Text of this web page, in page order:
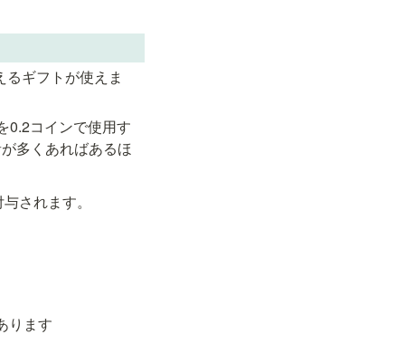
るギフトが使えま
0.2コインで使用す
多くあればあるほ
されます。
ります